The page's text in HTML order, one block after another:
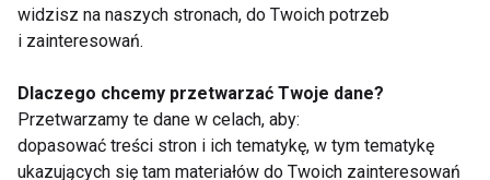
DIETA DIETY
DETOKS ODCHUDZANIE NA WIOSNĘ
FIT LIGHT
widzisz na naszych stronach, do Twoich potrzeb
i zainteresowań.
Dlaczego chcemy przetwarzać Twoje dane?
Przetwarzamy te dane w celach, aby:
dopasować treści stron i ich tematykę, w tym tematykę
ukazujących się tam materiałów do Twoich zainteresowań